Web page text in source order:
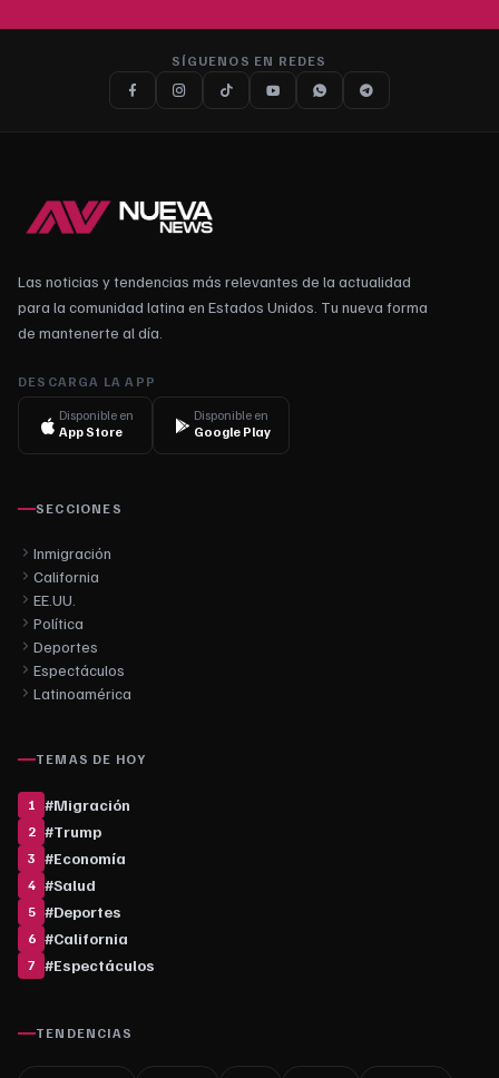
SÍGUENOS EN REDES
Las noticias y tendencias más relevantes de la actualidad
para la comunidad latina en Estados Unidos. Tu nueva forma
de mantenerte al día.
DESCARGA LA APP
Disponible en
App Store
Disponible en
Google Play
SECCIONES
Inmigración
California
EE.UU.
Política
Deportes
Espectáculos
Latinoamérica
TEMAS DE HOY
1 #Migración
2 #Trump
3 #Economía
4 #Salud
5 #Deportes
6 #California
7 #Espectáculos
TENDENCIAS